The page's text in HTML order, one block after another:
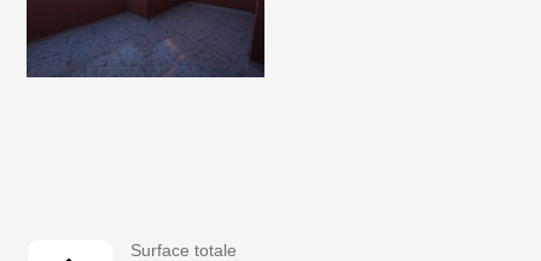
Surface totale